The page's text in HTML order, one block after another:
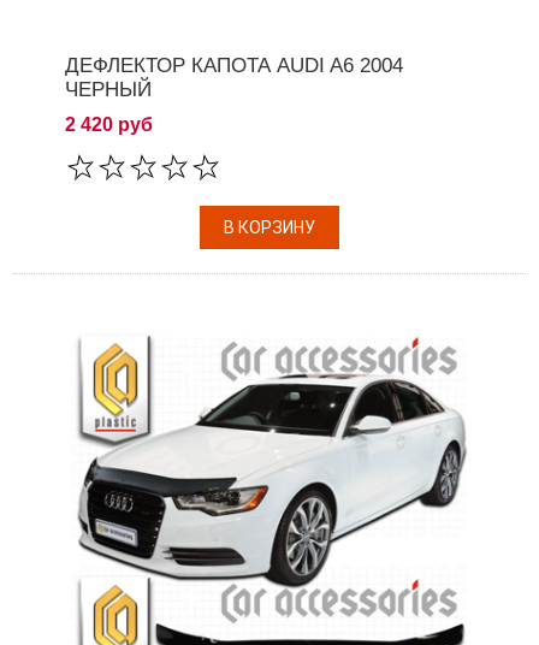
ДЕФЛЕКТОР КАПОТА AUDI A6 2004
ЧЕРНЫЙ
2 420 руб